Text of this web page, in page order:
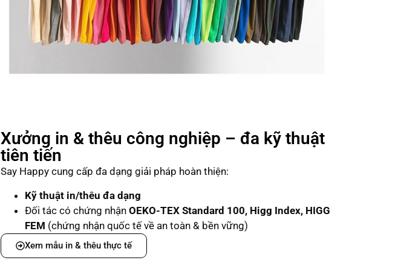
Xưởng in & thêu công nghiệp – đa kỹ thuật
tiên tiến
Say Happy cung cấp đa dạng giải pháp hoàn thiện:
Kỹ thuật in/thêu đa dạng
Đối tác có chứng nhận OEKO-TEX Standard 100, Higg Index, HIGG
FEM (chứng nhận quốc tế về an toàn & bền vững)
Xem mẫu in & thêu thực tế